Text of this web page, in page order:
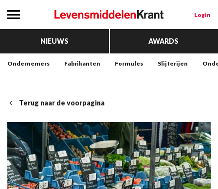
Login
NIEUWS AWARDS
Ondernemers Fabrikanten Formules Slijterijen
Terug naar de voorpagina